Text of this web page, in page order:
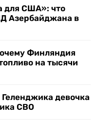
для США»: что
Азербайджана в
Финляндия
на тысячи
девочка
СВО